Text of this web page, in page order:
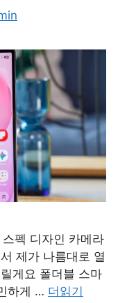
펙 디자인 카메라
제가 나름대로 열
게요 폴더블 스마
하게 … 더읽기